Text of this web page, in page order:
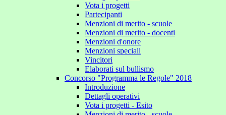
Vota i progetti
Partecipanti
Menzioni di merito - scuole
Menzioni di merito - docenti
Menzioni d'onore
Menzioni speciali
Vincitori
Elaborati sul bullismo
Concorso "Programma le Regole" 2018
Introduzione
Dettagli operativi
Vota i progetti - Esito